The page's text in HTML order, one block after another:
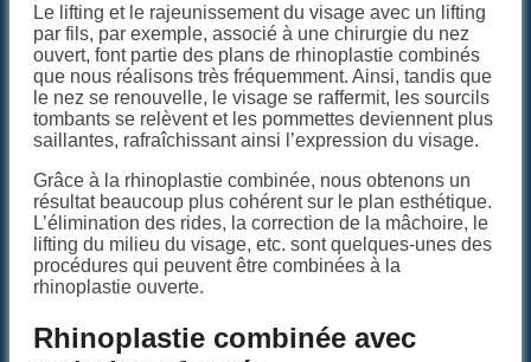
Le lifting et le rajeunissement du visage avec un lifting
par fils, par exemple, associé à une chirurgie du nez
ouvert, font partie des plans de rhinoplastie combinés
que nous réalisons très fréquemment. Ainsi, tandis que
le nez se renouvelle, le visage se raffermit, les sourcils
tombants se relèvent et les pommettes deviennent plus
saillantes, rafraîchissant ainsi l’expression du visage.
Grâce à la rhinoplastie combinée, nous obtenons un
résultat beaucoup plus cohérent sur le plan esthétique.
L’élimination des rides, la correction de la mâchoire, le
lifting du milieu du visage, etc. sont quelques-unes des
procédures qui peuvent être combinées à la
rhinoplastie ouverte.
Rhinoplastie combinée avec